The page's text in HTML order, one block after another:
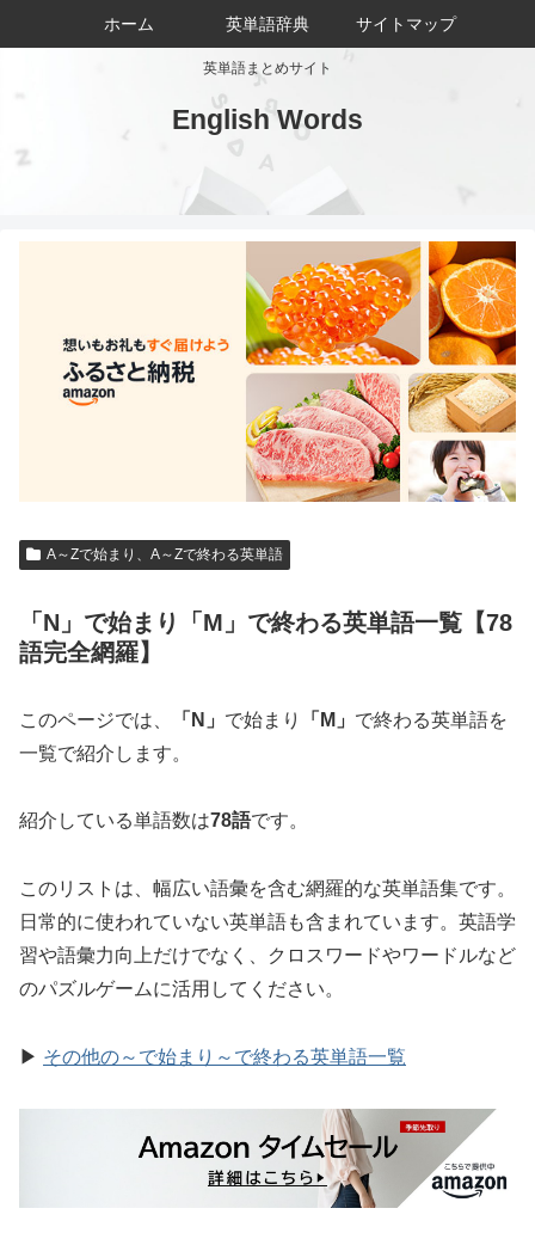
英単語まとめサイト
English Words
ホーム 英単語辞典 サイトマップ
A～Zで始まり、A～Zで終わる英単語
「N」で始まり「M」で終わる英単語一覧【78
語完全網羅】
このページでは、 「N」 で始まり 「M」 で終わる英単語を
一覧で紹介します。
紹介している単語数は78語です。
このリストは、幅広い語彙を含む網羅的な英単語集です。
日常的に使われていない英単語も含まれています。英語学
習や語彙力向上だけでなく、クロスワードやワードルなど
のパズルゲームに活用してください。
▶ その他の～で始まり～で終わる英単語一覧